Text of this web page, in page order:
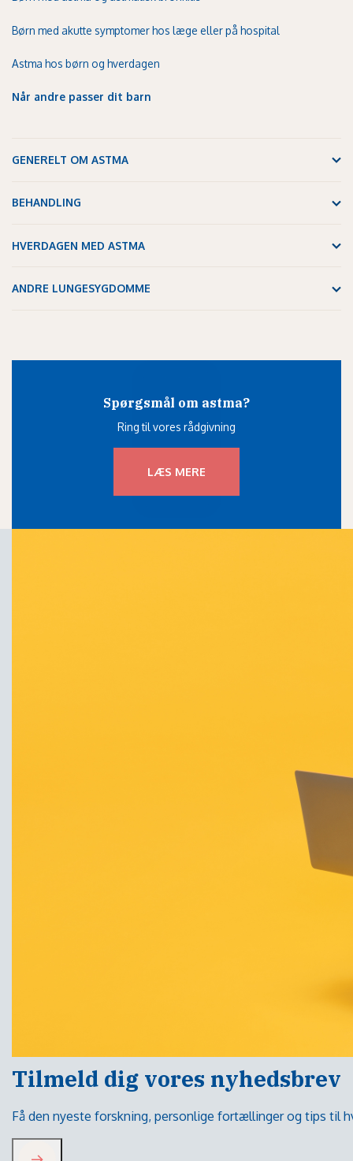
Børn med akutte symptomer hos læge eller på hospital
Astma hos børn og hverdagen
Når andre passer dit barn
GENERELT OM ASTMA
BEHANDLING
HVERDAGEN MED ASTMA
ANDRE LUNGESYGDOMME
Spørgsmål om astma?
Ring til vores rådgivning
LÆS MERE
Tilmeld dig vores nyhedsbrev
Få den nyeste forskning, personlige fortællinger og tips til